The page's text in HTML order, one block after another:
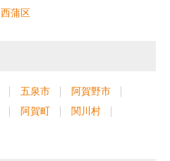
西蒲区
五泉市
阿賀野市
阿賀町
関川村